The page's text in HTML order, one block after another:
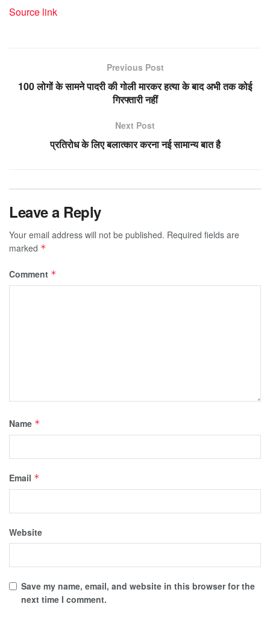
Source link
Previous Post
100 लोगों के सामने पादरी की गोली मारकर हत्या के बाद अभी तक कोई
गिरफ्तारी नहीं
Next Post
प्रतिरोध के लिए बलात्कार करना नई सामान्य बात है
Leave a Reply
Your email address will not be published. Required fields are
marked *
Comment *
Name *
Email *
Website
Save my name, email, and website in this browser for the
next time I comment.